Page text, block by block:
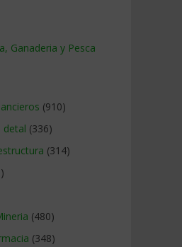
Ganaderia y Pesca
(910)
detal (336)
(314)
(480)
(348)